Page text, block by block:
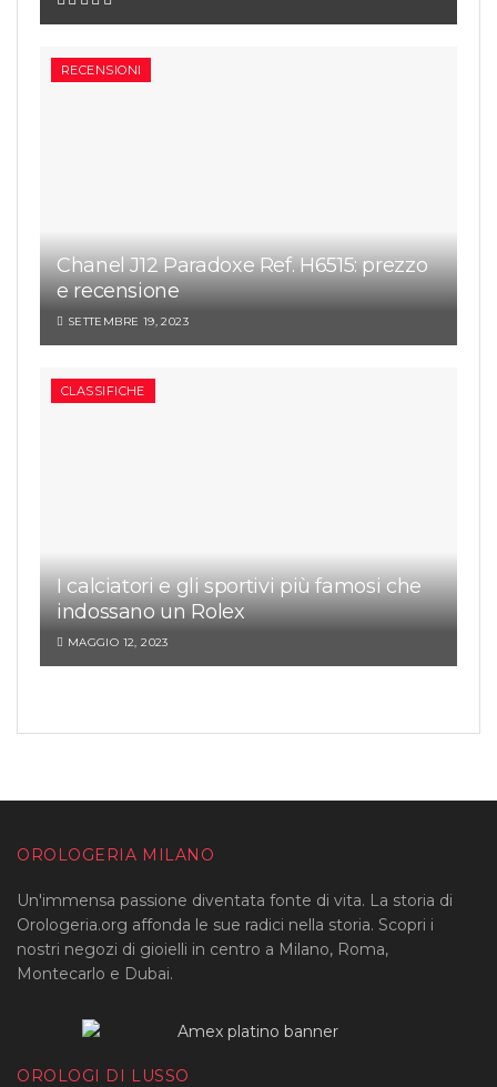
RECENSIONI
Chanel J12 Paradoxe Ref. H6515: prezzo
e recensione
SETTEMBRE 19, 2023
CLASSIFICHE
I calciatori e gli sportivi più famosi che
indossano un Rolex
MAGGIO 12, 2023
OROLOGERIA MILANO
Un'immensa passione diventata fonte di vita. La storia di
Orologeria.org affonda le sue radici nella storia. Scopri i
nostri negozi di gioielli in centro a Milano, Roma,
Montecarlo e Dubai.
OROLOGI DI LUSSO